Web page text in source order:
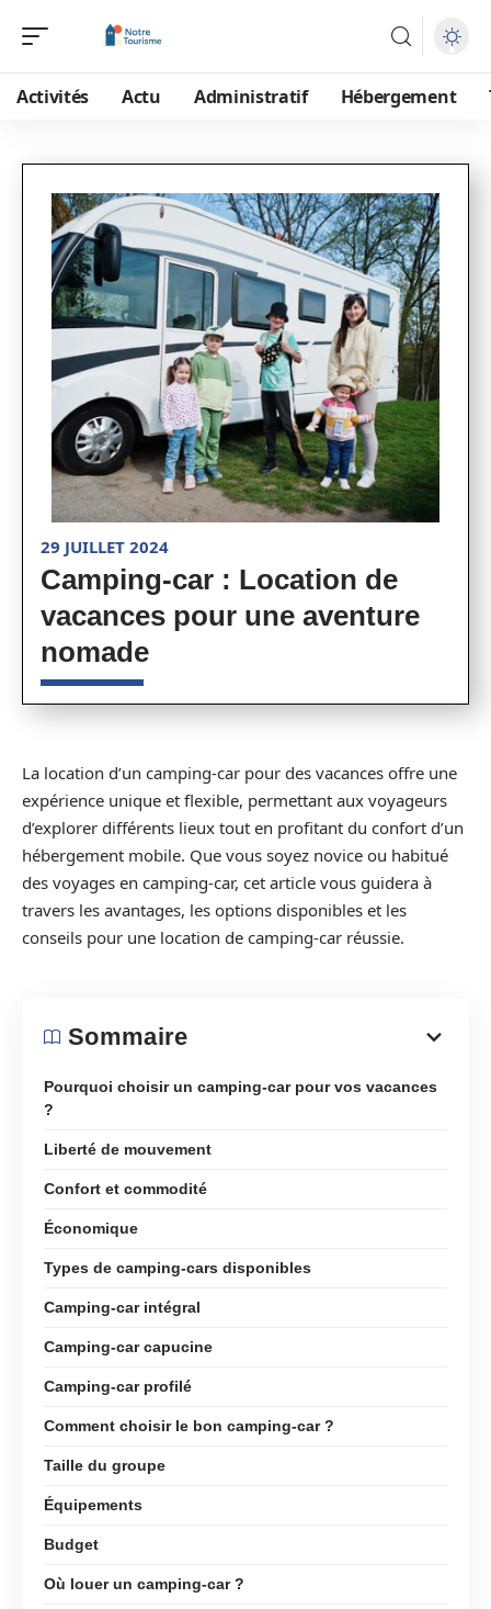
Activités Actu Administratif Hébergement
29 JUILLET 2024
Camping-car : Location de
vacances pour une aventure
nomade
La location d’un camping-car pour des vacances offre une
expérience unique et flexible, permettant aux voyageurs
d’explorer différents lieux tout en profitant du confort d’un
hébergement mobile. Que vous soyez novice ou habitué
des voyages en camping-car, cet article vous guidera à
travers les avantages, les options disponibles et les
conseils pour une location de camping-car réussie.
Sommaire
Pourquoi choisir un camping-car pour vos vacances
?
Liberté de mouvement
Confort et commodité
Économique
Types de camping-cars disponibles
Camping-car intégral
Camping-car capucine
Camping-car profilé
Comment choisir le bon camping-car ?
Taille du groupe
Équipements
Budget
Où louer un camping-car ?